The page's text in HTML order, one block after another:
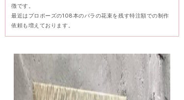
徴です。
最近はプロポーズの108本のバラの花束を残す特注額での制作
依頼も増えております。